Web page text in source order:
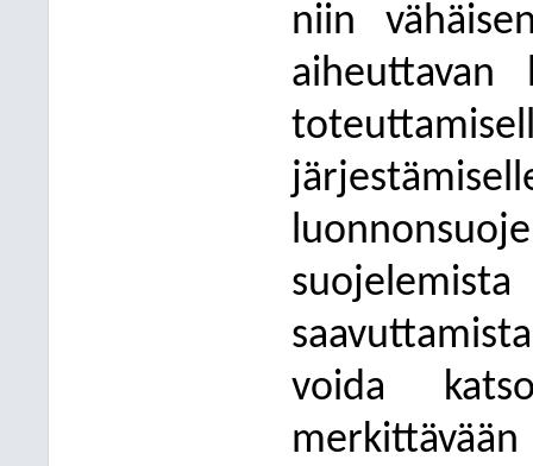
niin
aiheuttavan
voida